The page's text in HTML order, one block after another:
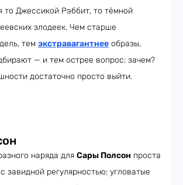
то Джессикой Рэббит, то тёмной
злодеек. Чем старше
тем экстравагантнее образы,
— и тем острее вопрос: зачем?
достаточно просто выйти.
наряда для Сары Полсон проста
завидной регулярностью: угловатые